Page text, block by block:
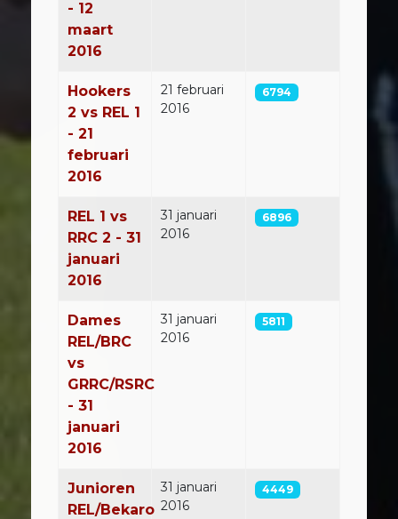
- 12
maart
2016
Hookers
2 vs REL 1
- 21
februari
2016
21 februari
2016
6794
REL 1 vs
RRC 2 - 31
januari
2016
31 januari
2016
6896
Dames
REL/BRC
vs
GRRC/RSRC
- 31
januari
2016
31 januari
2016
5811
Junioren
REL/Bekaro
31 januari
2016
4449